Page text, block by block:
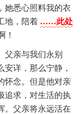
她悉心照料我的衣
地，陪着 ……此处
！
父亲与我们永别
详，那么宁静，
怀念。但是他对亲
追求，对生活的执
。父亲将永远活在